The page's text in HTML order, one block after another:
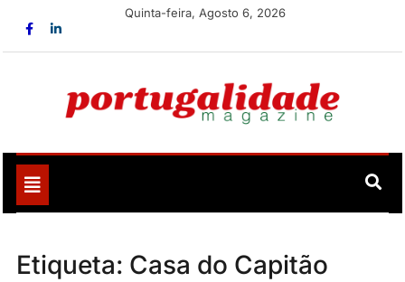
Quinta-feira, Agosto 6, 2026
Portugalidade
Toggle
navigation
Etiqueta: Casa do Capitão